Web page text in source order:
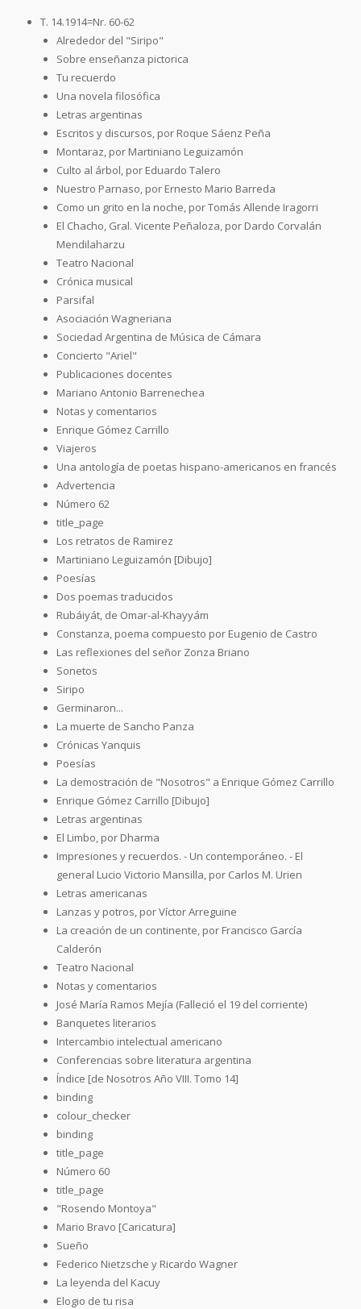
T. 14.1914=Nr. 60-62
Alrededor del "Siripo"
Sobre enseñanza pictorica
Tu recuerdo
Una novela filosófica
Letras argentinas
Escritos y discursos, por Roque Sáenz Peña
Montaraz, por Martiniano Leguizamón
Culto al árbol, por Eduardo Talero
Nuestro Parnaso, por Ernesto Mario Barreda
Como un grito en la noche, por Tomás Allende Iragorri
El Chacho, Gral. Vicente Peñaloza, por Dardo Corvalán
Mendilaharzu
Teatro Nacional
Crónica musical
Parsifal
Asociación Wagneriana
Sociedad Argentina de Música de Cámara
Concierto "Ariel"
Publicaciones docentes
Mariano Antonio Barrenechea
Notas y comentarios
Enrique Gómez Carrillo
Viajeros
Una antología de poetas hispano-americanos en francés
Advertencia
Número 62
title_page
Los retratos de Ramirez
Martiniano Leguizamón [Dibujo]
Poesías
Dos poemas traducidos
Rubáiyát, de Omar-al-Khayyám
Constanza, poema compuesto por Eugenio de Castro
Las reflexiones del señor Zonza Briano
Sonetos
Siripo
Germinaron...
La muerte de Sancho Panza
Crónicas Yanquis
Poesías
La demostración de "Nosotros" a Enrique Gómez Carrillo
Enrique Gómez Carrillo [Dibujo]
Letras argentinas
El Limbo, por Dharma
Impresiones y recuerdos. - Un contemporáneo. - El
general Lucio Victorio Mansilla, por Carlos M. Urien
Letras americanas
Lanzas y potros, por Víctor Arreguine
La creación de un continente, por Francisco García
Calderón
Teatro Nacional
Notas y comentarios
José María Ramos Mejía (Falleció el 19 del corriente)
Banquetes literarios
Intercambio intelectual americano
Conferencias sobre literatura argentina
Índice [de Nosotros Año VIII. Tomo 14]
binding
colour_checker
binding
title_page
Número 60
title_page
"Rosendo Montoya"
Mario Bravo [Caricatura]
Sueño
Federico Nietzsche y Ricardo Wagner
La leyenda del Kacuy
Elogio de tu risa